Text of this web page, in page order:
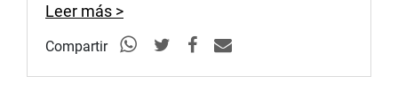
Leer más >
Compartir